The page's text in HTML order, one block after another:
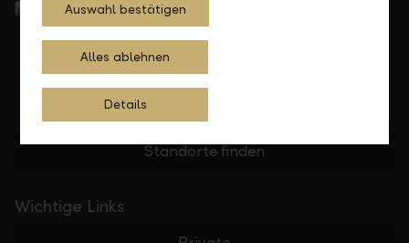
Standorte finden
Wichtige Links
Auswahl bestätigen
Alles ablehnen
Details